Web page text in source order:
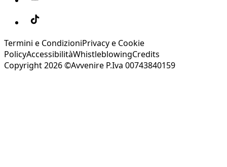
Termini e CondizioniPrivacy e Cookie
PolicyAccessibilitàWhistleblowingCredits
Copyright 2026 ©Avvenire P.Iva 00743840159